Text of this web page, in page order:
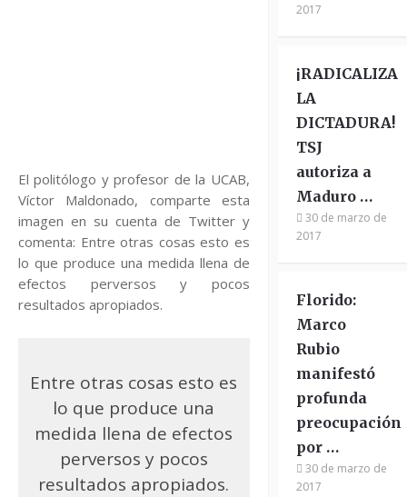
El politólogo y profesor de la UCAB,
Víctor Maldonado, comparte esta
imagen en su cuenta de Twitter y
comenta: Entre otras cosas esto es
lo que produce una medida llena de
efectos perversos y pocos
resultados apropiados.
Entre otras cosas esto es
lo que produce una
medida llena de efectos
perversos y pocos
resultados apropiados.
2017
¡RADICALIZA
LA
DICTADURA!
TSJ
autoriza a
Maduro …
30 de marzo de
2017
Florido:
Marco
Rubio
manifestó
profunda
preocupación
por …
30 de marzo de
2017